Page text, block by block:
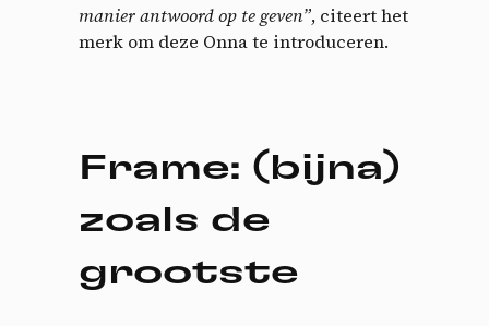
manier antwoord op te geven”, citeert het
merk om deze Onna te introduceren.
Frame: (bijna)
zoals de
grootste